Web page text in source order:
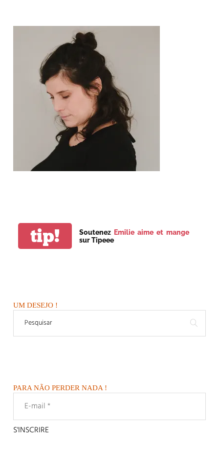
tip! Soutenez Emilie aime et mange
sur Tipeee
UM DESEJO !
PARA NÃO PERDER NADA !